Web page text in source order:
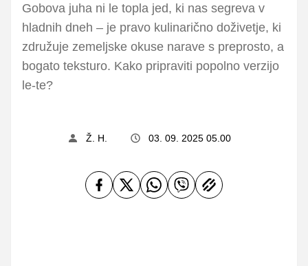
Gobova juha ni le topla jed, ki nas segreva v
hladnih dneh – je pravo kulinarično doživetje, ki
združuje zemeljske okuse narave s preprosto, a
bogato teksturo. Kako pripraviti popolno verzijo
le-te?
Ž. H. 03. 09. 2025 05.00